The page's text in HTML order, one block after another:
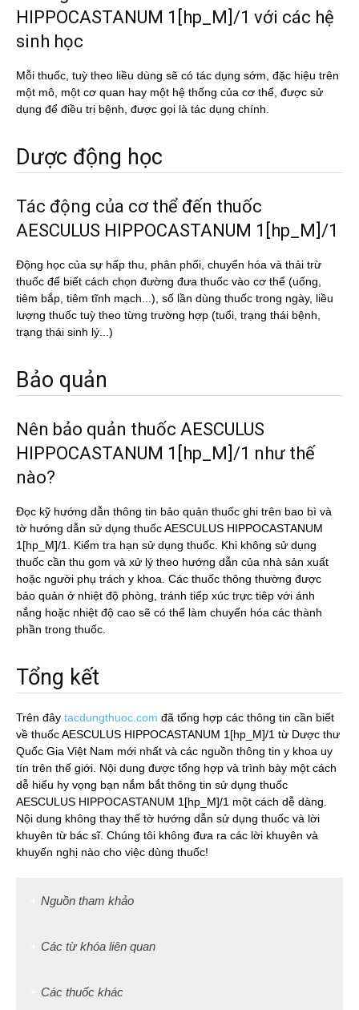
HIPPOCASTANUM 1[hp_M]/1 với các hệ
sinh học
Mỗi thuốc, tuỳ theo liều dùng sẽ có tác dụng sớm, đặc hiệu trên
một mô, một cơ quan hay một hệ thống của cơ thể, được sử
dụng để điều trị bệnh, được gọi là tác dụng chính.
Dược động học
Tác động của cơ thể đến thuốc
AESCULUS HIPPOCASTANUM 1[hp_M]/1
Động học của sự hấp thu, phân phối, chuyển hóa và thải trừ
thuốc để biết cách chọn đường đưa thuốc vào cơ thể (uống,
tiêm bắp, tiêm tĩnh mạch...), số lần dùng thuốc trong ngày, liều
lượng thuốc tuỳ theo từng trường hợp (tuổi, trạng thái bệnh,
trạng thái sinh lý...)
Bảo quản
Nên bảo quản thuốc AESCULUS
HIPPOCASTANUM 1[hp_M]/1 như thế
nào?
Đọc kỹ hướng dẫn thông tin bảo quản thuốc ghi trên bao bì và
tờ hướng dẫn sử dụng thuốc AESCULUS HIPPOCASTANUM
1[hp_M]/1. Kiểm tra hạn sử dụng thuốc. Khi không sử dụng
thuốc cần thu gom và xử lý theo hướng dẫn của nhà sản xuất
hoặc người phụ trách y khoa. Các thuốc thông thường được
bảo quản ở nhiệt độ phòng, tránh tiếp xúc trực tiêp với ánh
nắng hoặc nhiệt độ cao sẽ có thể làm chuyển hóa các thành
phần trong thuốc.
Tổng kết
Trên đây tacdungthuoc.com đã tổng hợp các thông tin cần biết
về thuốc AESCULUS HIPPOCASTANUM 1[hp_M]/1 từ Dược thư
Quốc Gia Việt Nam mới nhất và các nguồn thông tin y khoa uy
tín trên thế giới. Nội dung được tổng hợp và trình bày một cách
dễ hiểu hy vọng bạn nắm bắt thông tin sử dụng thuốc
AESCULUS HIPPOCASTANUM 1[hp_M]/1 một cách dễ dàng.
Nội dung không thay thế tờ hướng dẫn sử dụng thuốc và lời
khuyên từ bác sĩ. Chúng tôi không đưa ra các lời khuyên và
khuyến nghị nào cho việc dùng thuốc!
Nguồn tham khảo
Các từ khóa liên quan
Các thuốc khác